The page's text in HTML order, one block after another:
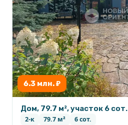
6.3 млн. ₽
Дом, 79.7 м², участок 6 сот.
2-к 79.7 м² 6 сот.